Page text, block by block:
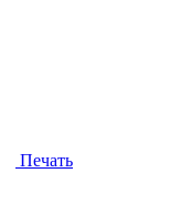
Печать